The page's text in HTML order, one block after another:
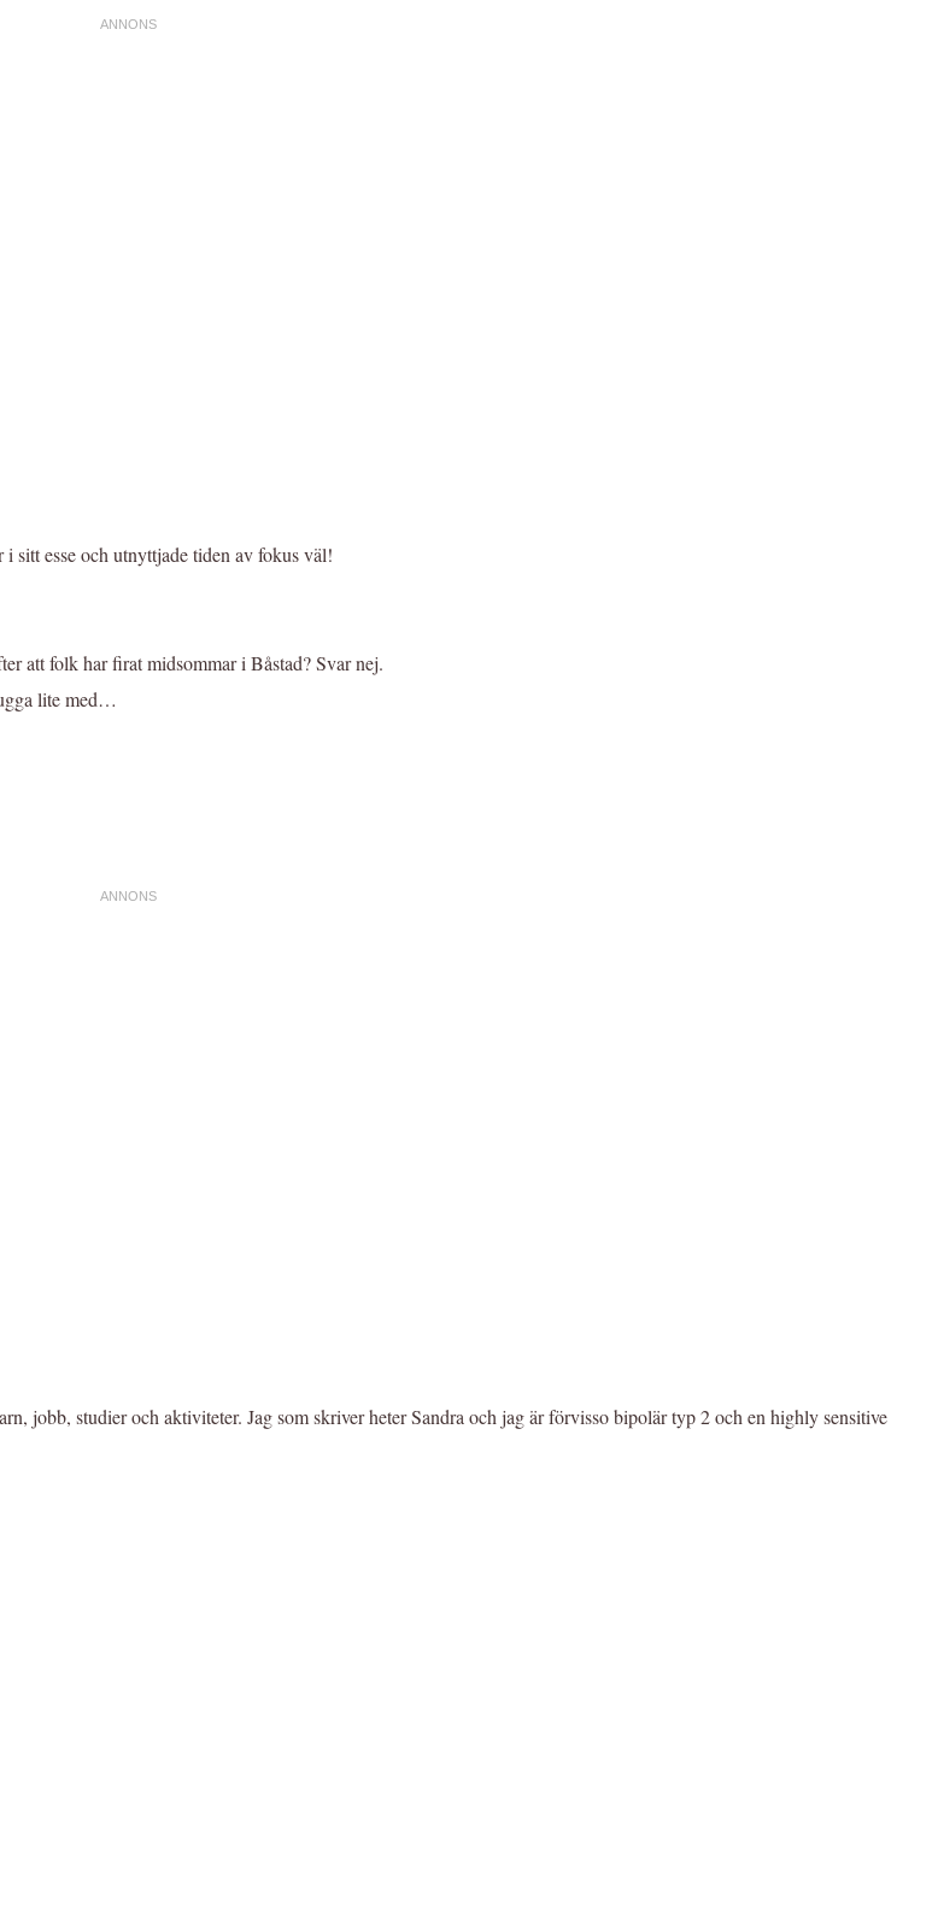
esse och utnyttjade tiden av fokus väl!
att folk har firat midsommar i Båstad? Svar nej.
lite med…
jobb, studier och aktiviteter. Jag som skriver heter Sandra och jag är förvisso bipolär typ 2 och en highly sensitive